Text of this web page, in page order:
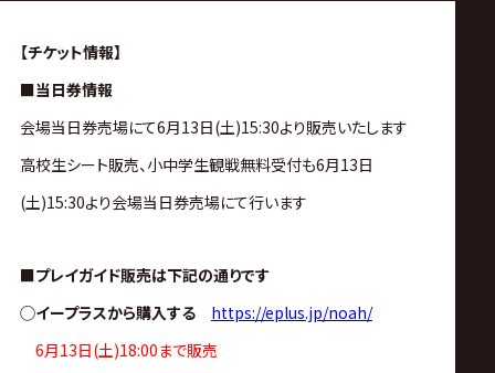
ロ
レ
ス
リ
ン
グ・
【チケット情報】
■当日券情報
会場当日券売場にて6月13日(土)15:30より販売いたします
高校生シート販売、小中学生観戦無料受付も6月13日
(土)15:30より会場当日券売場にて行います
■プレイガイド販売は下記の通りです
◯イープラスから購入する
https://eplus.jp/noah/
6月13日(土)18:00まで販売